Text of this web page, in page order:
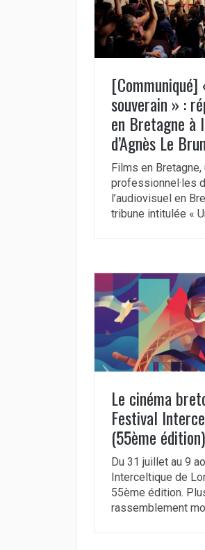
[Communiqué]
souverain » :
en Bretagne à
d’Agnès Le Brun
Films en
professionnel·les
l’audiovisuel en
tribune intitulée «
Le cinéma
Festival
(55ème édition)
Du 31 juillet au 9
Interceltique de
55ème édition.
rassemblement